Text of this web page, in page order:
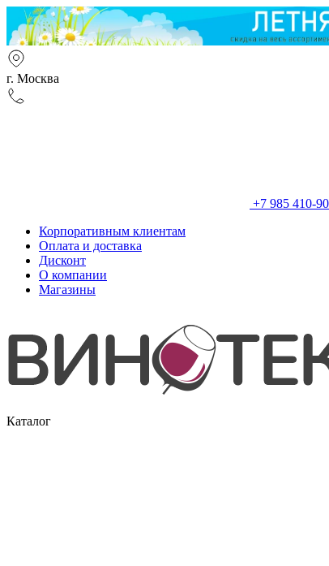
г. Москва
+7 985 410-
Корпоративным клиентам
Оплата и доставка
Дисконт
О компании
Магазины
Каталог